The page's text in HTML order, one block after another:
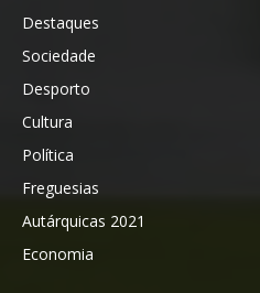
Destaques
Sociedade
Desporto
Cultura
Política
Freguesias
Autárquicas 2021
Economia